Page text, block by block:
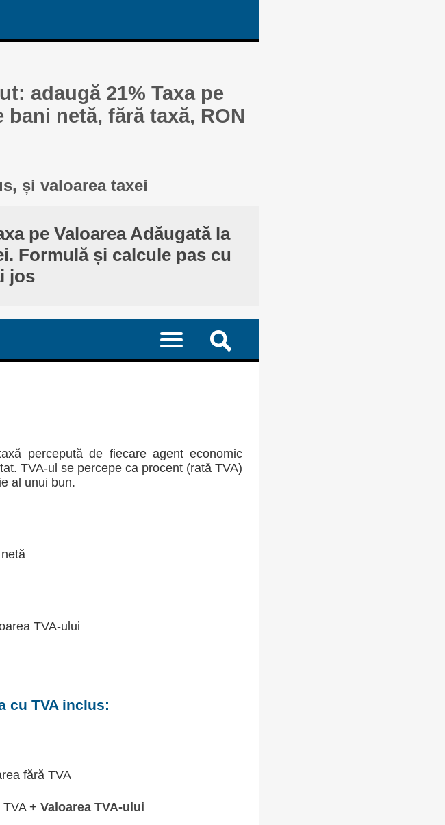
adaugă 21% Taxa pe
netă, fără taxă, RON
și valoarea taxei
pe Valoarea Adăugată la
Formulă și calcule pas cu
jos
percepută de fiecare agent economic
TVA-ul se percepe ca procent (rată TVA)
al unui bun.
TVA-ului
cu TVA inclus:
fără TVA
TVA +Valoarea TVA-ului